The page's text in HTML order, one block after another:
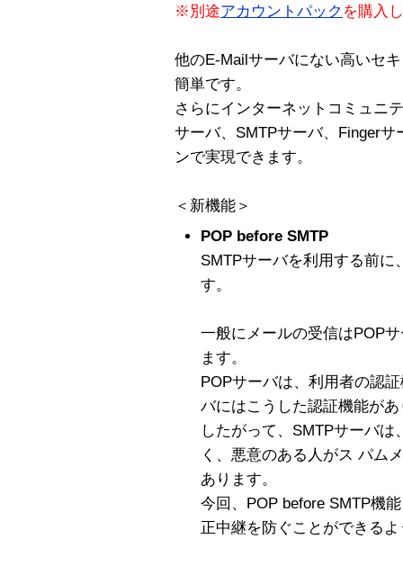
※別途アカウントパック を購入
他のE-Mailサーバにない高いセ
簡単です。
さらにインターネットコミュニ
サーバ、SMTPサーバ、Finger
ンで実現できます。
＜新機能＞
POP before SMTP
SMTPサーバを利用する前
す。
一般にメールの受信はPOP
ます。
POPサーバは、利用者の認
バにはこうした認証機能が
したがって、SMTPサーバ
く、悪意のある人がス パム
あります。
今回、POP before SMTP機
正中継を防ぐことができる